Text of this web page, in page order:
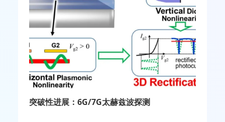
突破性进展：6G/7G太赫兹波探测